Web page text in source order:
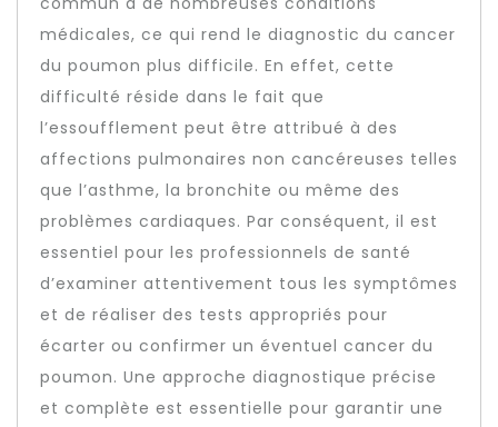
médicales, ce qui rend le diagnostic du cancer
du poumon plus difficile. En effet, cette
difficulté réside dans le fait que
l’essoufflement peut être attribué à des
affections pulmonaires non cancéreuses telles
que l’asthme, la bronchite ou même des
problèmes cardiaques. Par conséquent, il est
essentiel pour les professionnels de santé
d’examiner attentivement tous les symptômes
et de réaliser des tests appropriés pour
écarter ou confirmer un éventuel cancer du
poumon. Une approche diagnostique précise
et complète est essentielle pour garantir une